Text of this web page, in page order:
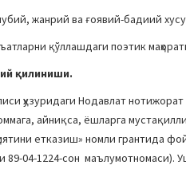
жанрий ва ғоявий-бадиий
қўллашдаги поэтик
қилиниши.
ҳузуридаги Нодавлат
айниқса, ёшларга
етказиш» номли грантида
89-04-1224-сон